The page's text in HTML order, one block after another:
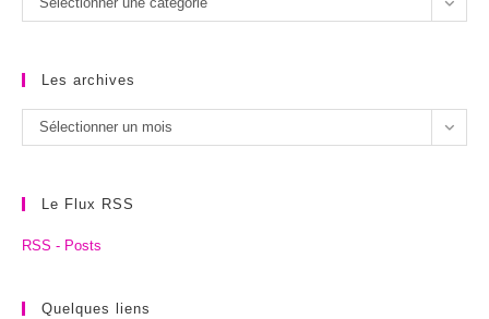
catégories
Les archives
Les
archives
Sélectionner un mois
Le Flux RSS
RSS - Posts
Quelques liens